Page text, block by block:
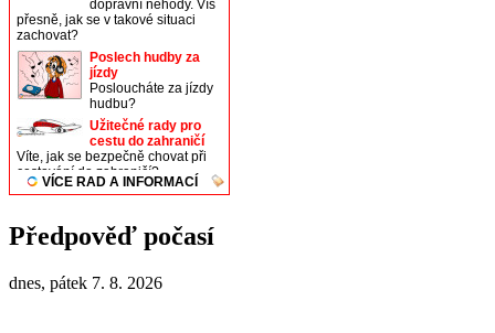
Předpověď počasí
dnes, pátek 7. 8. 2026